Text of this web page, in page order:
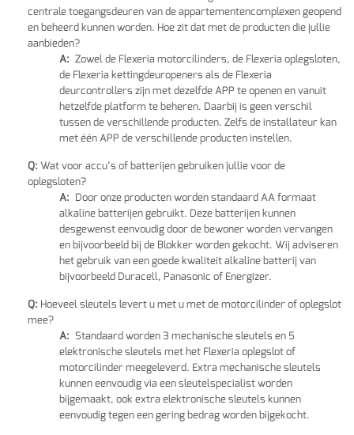
centrale toegangsdeuren van de appartementencomplexen geopend
en beheerd kunnen worden. Hoe zit dat met de producten die jullie
aanbieden?
A: Zowel de Flexeria motorcilinders, de Flexeria oplegsloten,
de Flexeria kettingdeuropeners als de Flexeria
deurcontrollers zijn met dezelfde APP te openen en vanuit
hetzelfde platform te beheren. Daarbij is geen verschil
tussen de verschillende producten. Zelfs de installateur kan
met één APP de verschillende producten instellen.
Q: Wat voor accu’s of batterijen gebruiken jullie voor de
oplegsloten?
A: Door onze producten worden standaard AA formaat
alkaline batterijen gebruikt. Deze batterijen kunnen
desgewenst eenvoudig door de bewoner worden vervangen
en bijvoorbeeld bij de Blokker worden gekocht. Wij adviseren
het gebruik van een goede kwaliteit alkaline batterij van
bijvoorbeeld Duracell, Panasonic of Energizer.
Q: Hoeveel sleutels levert u met u met de motorcilinder of oplegslot
mee?
A: Standaard worden 3 mechanische sleutels en 5
elektronische sleutels met het Flexeria oplegslot of
motorcilinder meegeleverd. Extra mechanische sleutels
kunnen eenvoudig via een sleutelspecialist worden
bijgemaakt, ook extra elektronische sleutels kunnen
eenvoudig tegen een gering bedrag worden bijgekocht.